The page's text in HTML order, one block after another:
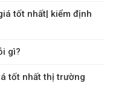
tốt nhất| kiểm định
gì?
tốt nhất thị trường